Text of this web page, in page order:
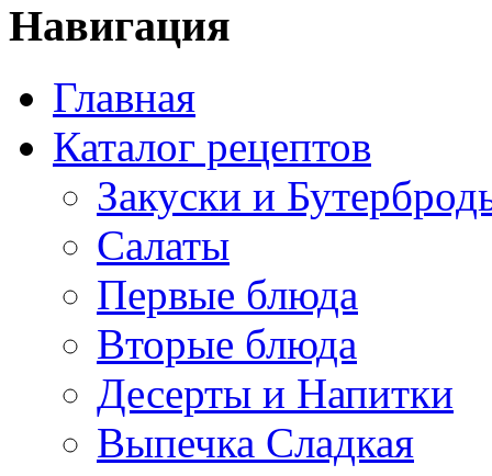
Навигация
Главная
Каталог рецептов
Закуски и
Салаты
Первые блюда
Вторые блюда
Десерты и Напитки
Выпечка Сладкая